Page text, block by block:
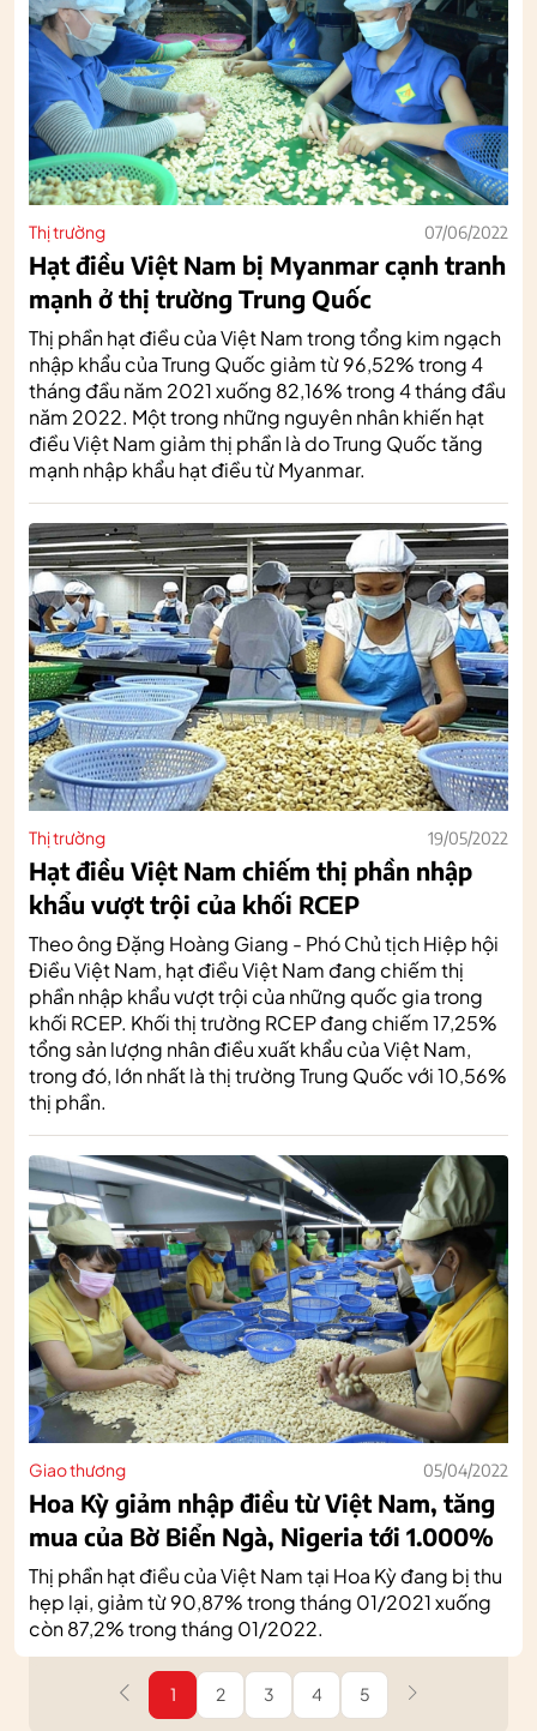
Thị trường 07/06/2022
Hạt điều Việt Nam bị Myanmar cạnh tranh
mạnh ở thị trường Trung Quốc
Thị phần hạt điều của Việt Nam trong tổng kim ngạch
nhập khẩu của Trung Quốc giảm từ 96,52% trong 4
tháng đầu năm 2021 xuống 82,16% trong 4 tháng đầu
năm 2022. Một trong những nguyên nhân khiến hạt
điều Việt Nam giảm thị phần là do Trung Quốc tăng
mạnh nhập khẩu hạt điều từ Myanmar.
Thị trường 19/05/2022
Hạt điều Việt Nam chiếm thị phần nhập
khẩu vượt trội của khối RCEP
Theo ông Đặng Hoàng Giang - Phó Chủ tịch Hiệp hội
Điều Việt Nam, hạt điều Việt Nam đang chiếm thị
phần nhập khẩu vượt trội của những quốc gia trong
khối RCEP. Khối thị trường RCEP đang chiếm 17,25%
tổng sản lượng nhân điều xuất khẩu của Việt Nam,
trong đó, lớn nhất là thị trường Trung Quốc với 10,56%
thị phần.
Giao thương 05/04/2022
Hoa Kỳ giảm nhập điều từ Việt Nam, tăng
mua của Bờ Biển Ngà, Nigeria tới 1.000%
Thị phần hạt điều của Việt Nam tại Hoa Kỳ đang bị thu
hẹp lại, giảm từ 90,87% trong tháng 01/2021 xuống
còn 87,2% trong tháng 01/2022.
1 2 3 4 5